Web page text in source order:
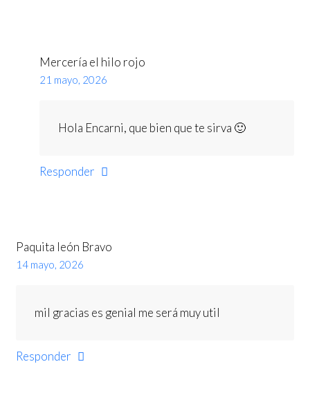
Mercería el hilo rojo
21 mayo, 2026
Hola Encarni, que bien que te sirva 🙂
Responder
Paquita león Bravo
14 mayo, 2026
mil gracias es genial me será muy util
Responder